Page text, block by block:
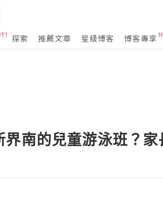
探索
推薦文章 星級博客 博客專享
南的兒童游泳班？